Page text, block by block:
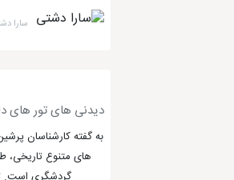
سارا
دیدنی های تور های
به گفته کارشناسان
های متنوع تاریخی،